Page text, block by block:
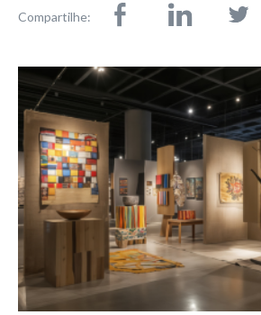
Compartilhe: